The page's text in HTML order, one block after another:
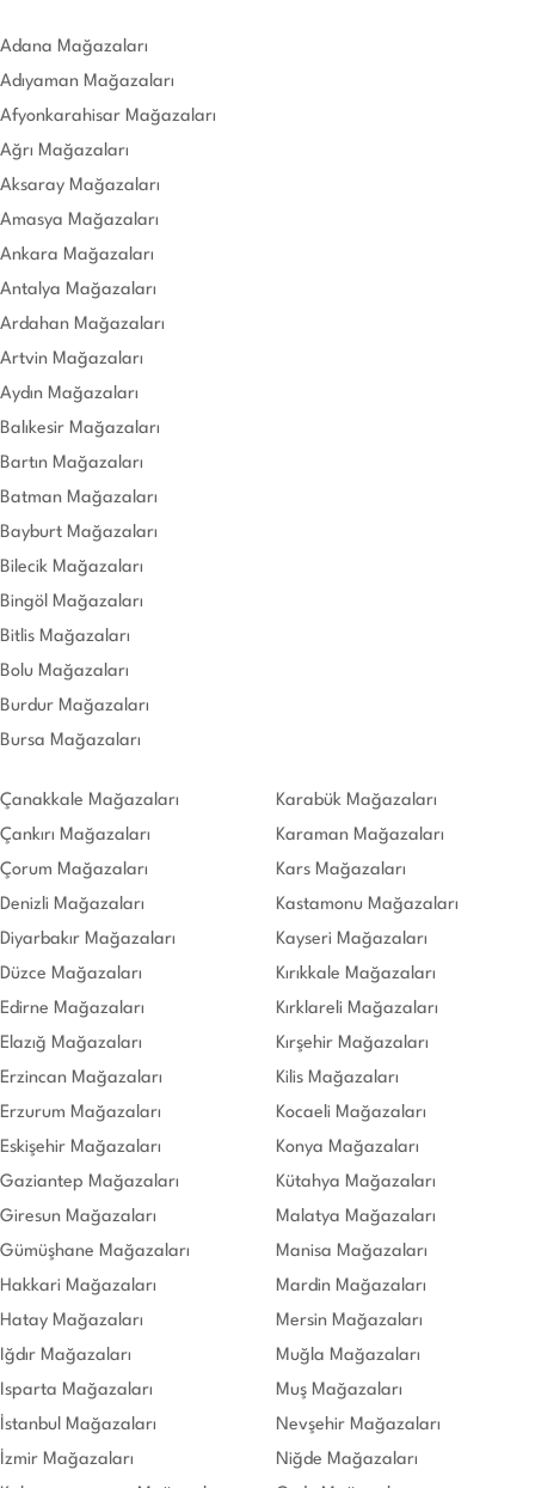
Adana Mağazaları
Adıyaman Mağazaları
Afyonkarahisar Mağazaları
Ağrı Mağazaları
Aksaray Mağazaları
Amasya Mağazaları
Ankara Mağazaları
Antalya Mağazaları
Ardahan Mağazaları
Artvin Mağazaları
Aydın Mağazaları
Balıkesir Mağazaları
Bartın Mağazaları
Batman Mağazaları
Bayburt Mağazaları
Bilecik Mağazaları
Bingöl Mağazaları
Bitlis Mağazaları
Bolu Mağazaları
Burdur Mağazaları
Bursa Mağazaları
Çanakkale Mağazaları
Çankırı Mağazaları
Çorum Mağazaları
Denizli Mağazaları
Diyarbakır Mağazaları
Düzce Mağazaları
Edirne Mağazaları
Elazığ Mağazaları
Erzincan Mağazaları
Erzurum Mağazaları
Eskişehir Mağazaları
Gaziantep Mağazaları
Giresun Mağazaları
Gümüşhane Mağazaları
Hakkari Mağazaları
Hatay Mağazaları
Iğdır Mağazaları
Isparta Mağazaları
İstanbul Mağazaları
İzmir Mağazaları
Karabük Mağazaları
Karaman Mağazaları
Kars Mağazaları
Kastamonu Mağazaları
Kayseri Mağazaları
Kırıkkale Mağazaları
Kırklareli Mağazaları
Kırşehir Mağazaları
Kilis Mağazaları
Kocaeli Mağazaları
Konya Mağazaları
Kütahya Mağazaları
Malatya Mağazaları
Manisa Mağazaları
Mardin Mağazaları
Mersin Mağazaları
Muğla Mağazaları
Muş Mağazaları
Nevşehir Mağazaları
Niğde Mağazaları